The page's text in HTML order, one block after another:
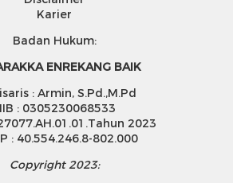
Karier
Badan Hukum:
ENREKANG BAIK
: Armin, S.Pd.,M.Pd
: 0305230068533
2023
: 40.554.246.8-802.000
Copyright 2023: